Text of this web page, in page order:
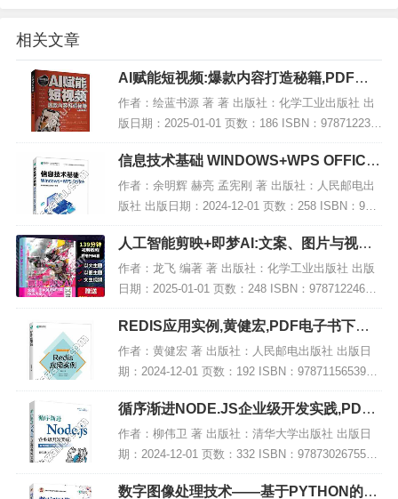
相关文章
AI赋能短视频:爆款内容打造秘籍,PDF电
子书下载
作者：绘蓝书源 著 著 出版社：化学工业出版社 出
版日期：2025-01-01 页数：186 ISBN：978712236
5699 电子书大小：200MB [高清扫描版PDF格式] 内
容简...
信息技术基础 WINDOWS+WPS OFFICE,
PDF下载
作者：余明辉 赫亮 孟宪刚 著 出版社：人民邮电出
版社 出版日期：2024-12-01 页数：258 ISBN：978
7115641540 电子书大小：192MB [高清扫描版PDF
格式]...
人工智能剪映+即梦AI:文案、图片与视频
生成技巧大全,PDF下载
作者：龙飞 编著 著 出版社：化学工业出版社 出版
日期：2025-01-01 页数：248 ISBN：97871224652
69 电子书大小：227MB [高清扫描版PDF格式] 内容
简介...
REDIS应用实例,黄健宏,PDF电子书下载,
网盘资源
作者：黄健宏 著 出版社：人民邮电出版社 出版日
期：2024-12-01 页数：192 ISBN：9787115653956
电子书大小：183MB [高清扫描版PDF格式] 内容简
介 本书...
循序渐进NODE.JS企业级开发实践,PDF
电子书下载
作者：柳伟卫 著 出版社：清华大学出版社 出版日
期：2024-12-01 页数：332 ISBN：9787302675556
电子书大小：260MB [高清扫描版PDF格式] 内容简
介 《循...
数字图像处理技术——基于PYTHON的实